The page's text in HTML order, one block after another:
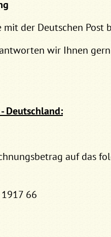
der Deutschen Post
wir Ihnen
Deutschland:
auf das
66